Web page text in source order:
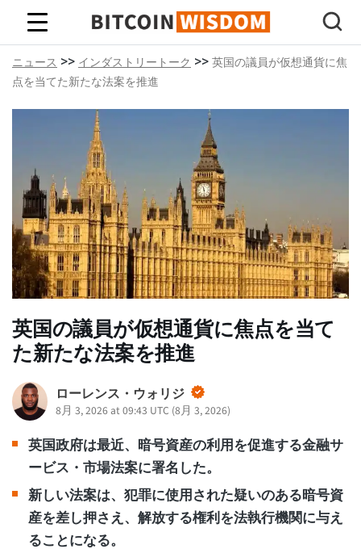
ビットコインの知恵
ニュース >> インダストリートーク >> 英国の議員が仮想通貨に焦
点を当てた新たな法案を推進
英国の議員が仮想通貨に焦点を当て
た新たな法案を推進
ローレンス・ウォリジ
8月 3, 2026 at 09:43 UTC (8月 3, 2026)
英国政府は最近、暗号資産の利用を促進する金融サ
ービス・市場法案に署名した。
新しい法案は、犯罪に使用された疑いのある暗号資
産を差し押さえ、解放する権利を法執行機関に与え
ることになる。